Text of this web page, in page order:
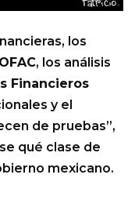
los
OFAC, los análisis
Financieros
y el
de pruebas”,
qué clase de
mexicano.